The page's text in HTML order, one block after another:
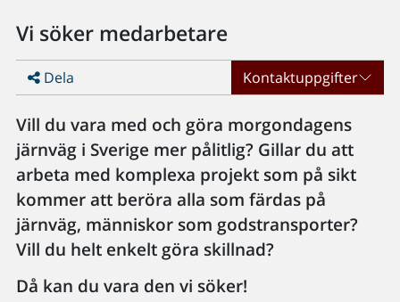
Vi söker medarbetare
Dela Kontaktuppgifter
Vill du vara med och göra morgondagens
järnväg i Sverige mer pålitlig? Gillar du att
arbeta med komplexa projekt som på sikt
kommer att beröra alla som färdas på
järnväg, människor som godstransporter?
Vill du helt enkelt göra skillnad?
Då kan du vara den vi söker!